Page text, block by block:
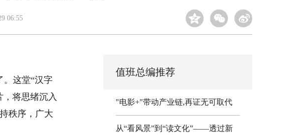
06:55
这堂“汉字
将思绪沉入
秩序，广大
值班总编推荐
"电影+"带动产业链,再证无可取代
从“看风景”到“读文化”——透过新